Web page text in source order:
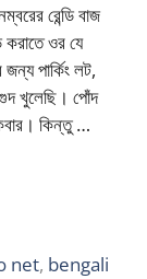
রেন্ডি বাজ
ওর যে
পার্কিং লট,
খুলেছি। পোঁদ
কিন্তু …
net, bengali